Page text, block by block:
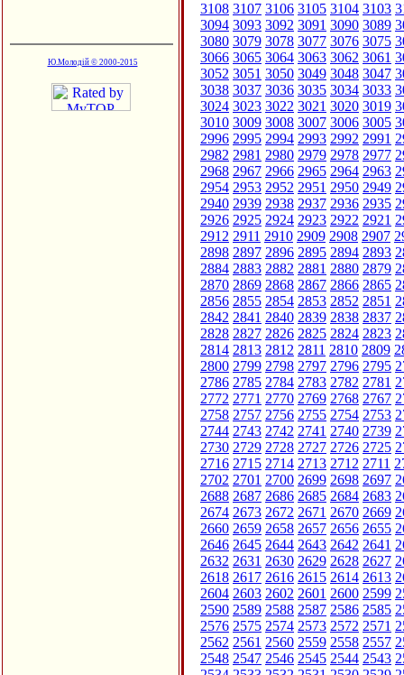
Ю.Молодій © 2000-2015
3108 3107 3106 3105 3104 3103
3094 3093 3092 3091 3090 3089
3080 3079 3078 3077 3076 3075
3066 3065 3064 3063 3062 3061
3052 3051 3050 3049 3048 3047
3038 3037 3036 3035 3034 3033
3024 3023 3022 3021 3020 3019
3010 3009 3008 3007 3006 3005
2996 2995 2994 2993 2992 2991
2982 2981 2980 2979 2978 2977
2968 2967 2966 2965 2964 2963
2954 2953 2952 2951 2950 2949
2940 2939 2938 2937 2936 2935
2926 2925 2924 2923 2922 2921
2912 2911 2910 2909 2908 2907
2898 2897 2896 2895 2894 2893
2884 2883 2882 2881 2880 2879
2870 2869 2868 2867 2866 2865
2856 2855 2854 2853 2852 2851
2842 2841 2840 2839 2838 2837
2828 2827 2826 2825 2824 2823
2814 2813 2812 2811 2810 2809
2800 2799 2798 2797 2796 2795
2786 2785 2784 2783 2782 2781
2772 2771 2770 2769 2768 2767
2758 2757 2756 2755 2754 2753
2744 2743 2742 2741 2740 2739
2730 2729 2728 2727 2726 2725
2716 2715 2714 2713 2712 2711
2702 2701 2700 2699 2698 2697
2688 2687 2686 2685 2684 2683
2674 2673 2672 2671 2670 2669
2660 2659 2658 2657 2656 2655
2646 2645 2644 2643 2642 2641
2632 2631 2630 2629 2628 2627
2618 2617 2616 2615 2614 2613
2604 2603 2602 2601 2600 2599
2590 2589 2588 2587 2586 2585
2576 2575 2574 2573 2572 2571
2562 2561 2560 2559 2558 2557
2548 2547 2546 2545 2544 2543